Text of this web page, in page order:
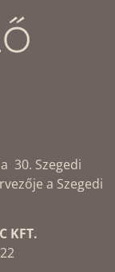
30. Szegedi
a Szegedi
KFT.